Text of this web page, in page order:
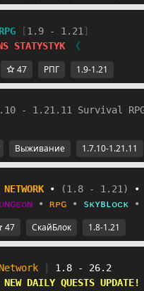
[1.9 - 1.21
S STATYSTYK 《
47 РПГ 1.9-1.21
- 1.21.11 Survival
Выживание 1.7.10-1.21.11
• (1.8 - 1.21)
•
• ʀᴘɢ • sᴋʏʙʟᴏᴄᴋ •
47 СкайБлок 1.8-1.21
Network
1.8 - 26.2
NEW DAILY QUESTS